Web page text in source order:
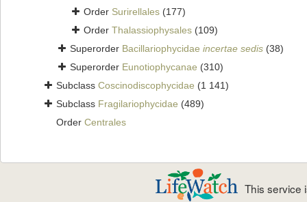
Order Surirellales (177)
Order Thalassiophysales (109)
Superorder Bacillariophycidae incertae sedis (38)
Superorder Eunotiophycanae (310)
Subclass Coscinodiscophycidae (1 141)
Subclass Fragilariophycidae (489)
Order Centrales
This service